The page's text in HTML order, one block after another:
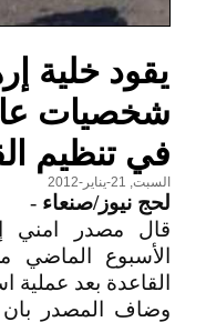
يقود خلية
شخصيات
في تنظيم
السبت, 21-يناير-2012
لحج نيوز/صنعاء -
قال مصدر امني
الأسبوع
القاعدة بعد عملية
وضاف المصدر بان